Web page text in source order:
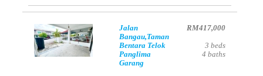
Jalan
Bangau,Taman
Bentara Telok
Panglima
Garang
RM417,000
3 beds
4 baths